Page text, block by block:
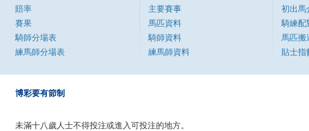
賠率
賽果
騎師分場表
練馬師分場表
主要賽事
馬匹資料
騎師資料
練馬師資料
初出馬
騎練配
馬匹搬
貼士指
博彩要有節制
未滿十八歲人士不得投注或進入可投注的地方。